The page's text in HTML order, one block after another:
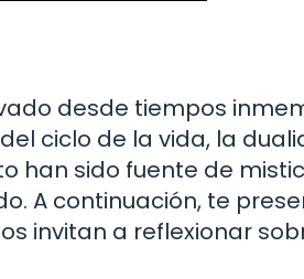
desde tiempos
ciclo de la vida, la
han sido fuente de
A continuación, te
invitan a reflexionar